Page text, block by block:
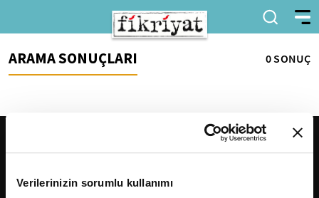
Verilerinizin sorumlu kullanımı
ARAMA SONUÇLARI 0 SONUÇ